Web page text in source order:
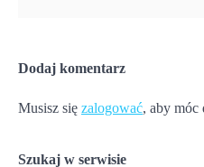
Dodaj komentarz
Musisz się zalogować, aby móc
Szukaj w serwisie